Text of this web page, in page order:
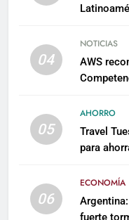
04
NOTICIAS
AWS
05
AHORRO
Travel
para
06
ECONOMÍA
fuerte